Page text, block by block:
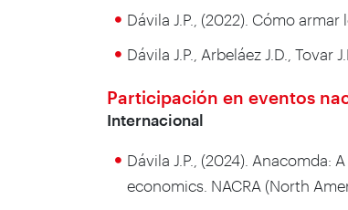
Dávila J.P., (2022). Cómo armar
Dávila J.P., Arbeláez J.D.,
Participación en eventos
Internacional
Dávila J.P., (2024).
economics. NACRA (North